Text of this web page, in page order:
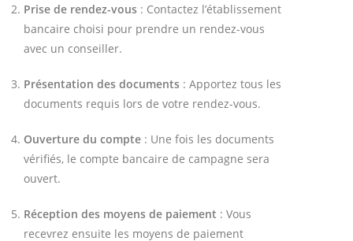
Prise de rendez-vous : Contactez l’établissement
bancaire choisi pour prendre un rendez-vous
avec un conseiller.
Présentation des documents : Apportez tous les
documents requis lors de votre rendez-vous.
Ouverture du compte : Une fois les documents
vérifiés, le compte bancaire de campagne sera
ouvert.
Réception des moyens de paiement : Vous
recevrez ensuite les moyens de paiement